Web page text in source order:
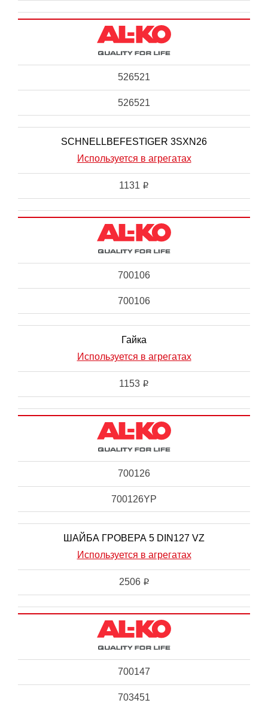
526521
526521
SCHNELLBEFESTIGER 3SXN26
Используется в агрегатах
1131 i
700106
700106
Гайка
Используется в агрегатах
1153 i
700126
700126YP
ШАЙБА ГРОВЕРА 5 DIN127 VZ
Используется в агрегатах
2506 i
700147
703451